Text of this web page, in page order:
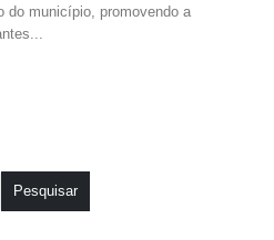
do município, promovendo a
Pesquisar